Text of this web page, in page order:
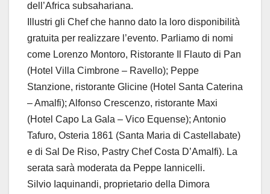
dell’Africa subsahariana.
Illustri gli Chef che hanno dato la loro disponibilità
gratuita per realizzare l’evento. Parliamo di nomi
come Lorenzo Montoro, Ristorante Il Flauto di Pan
(Hotel Villa Cimbrone – Ravello); Peppe
Stanzione, ristorante Glicine (Hotel Santa Caterina
– Amalfi); Alfonso Crescenzo, ristorante Maxi
(Hotel Capo La Gala – Vico Equense); Antonio
Tafuro, Osteria 1861 (Santa Maria di Castellabate)
e di Sal De Riso, Pastry Chef Costa D’Amalfi). La
serata sarà moderata da Peppe Iannicelli.
Silvio Iaquinandi, proprietario della Dimora